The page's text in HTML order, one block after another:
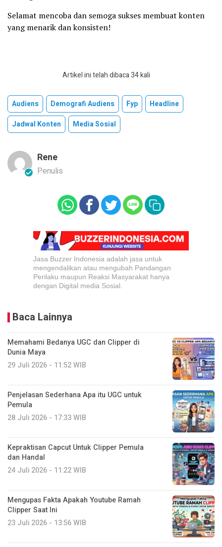
Selamat mencoba dan semoga sukses membuat konten
yang menarik dan konsisten!
Artikel ini telah dibaca 34 kali
Audiens Demografi Audiens Fyp
Headline
Jadwal Konten
Media Sosial
Rene
Penulis
Jasa Buzzer Indonesia adalah jasa untuk
mengendalikan atau mengubah Pandangan
Perilaku maupun Reaksi Masyarakat hanya
dengan Digital media Sosial.
Baca Lainnya
Memahami Bedanya UGC dan Clipper di
Dunia Maya
29 Juli 2026 - 11:52 WIB
Penjelasan Sederhana Apa itu UGC untuk
Pemula
28 Juli 2026 - 17:33 WIB
Kepraktisan Capcut Untuk Clipper Pemula
dan Handal
24 Juli 2026 - 11:22 WIB
Mengupas Fakta Apakah Youtube Ramah
Clipper Saat Ini
23 Juli 2026 - 13:56 WIB